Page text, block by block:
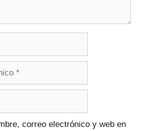
correo electrónico y web en